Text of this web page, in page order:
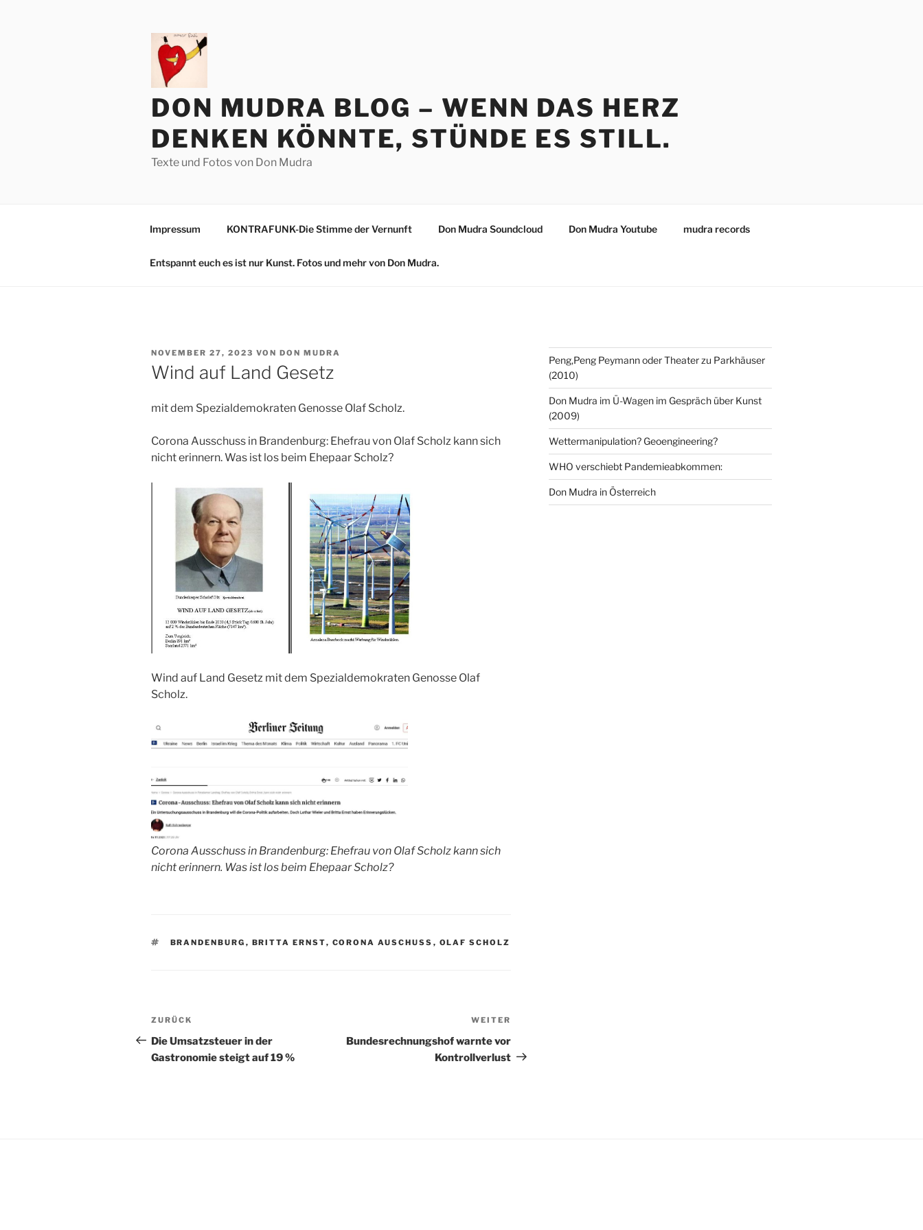
DON MUDRA BLOG – WENN DAS HERZ
DENKEN KÖNNTE, STÜNDE ES STILL.
Texte und Fotos von Don Mudra
Impressum KONTRAFUNK-Die Stimme der Vernunft Don Mudra Soundcloud Don Mudra Youtube mudra records
Entspannt euch es ist nur Kunst. Fotos und mehr von Don Mudra.
VERÖFFENTLICHT
AM
NOVEMBER 27, 2023 VON DON MUDRA
Wind auf Land Gesetz
mit dem Spezialdemokraten Genosse Olaf Scholz.
Corona Ausschuss in Brandenburg: Ehefrau von Olaf Scholz kann sich
nicht erinnern. Was ist los beim Ehepaar Scholz?
Wind auf Land Gesetz mit dem Spezialdemokraten Genosse Olaf
Scholz.
Corona Ausschuss in Brandenburg: Ehefrau von Olaf Scholz kann sich
nicht erinnern. Was ist los beim Ehepaar Scholz?
SCHLAGWÖRTER
BRANDENBURG , BRITTA ERNST, CORONA AUSCHUSS , OLAF SCHOLZ
Beitragsnavigation
Vorheriger
Beitrag
ZURÜCK
Die Umsatzsteuer in der
Gastronomie steigt auf 19 %
Beitrag
WEITER
Bundesrechnungshof warnte vor
Kontrollverlust
Peng,Peng Peymann oder Theater zu Parkhäuser
(2010)
Don Mudra im Ü-Wagen im Gespräch über Kunst
(2009)
Wettermanipulation? Geoengineering?
WHO verschiebt Pandemieabkommen:
Don Mudra in Österreich